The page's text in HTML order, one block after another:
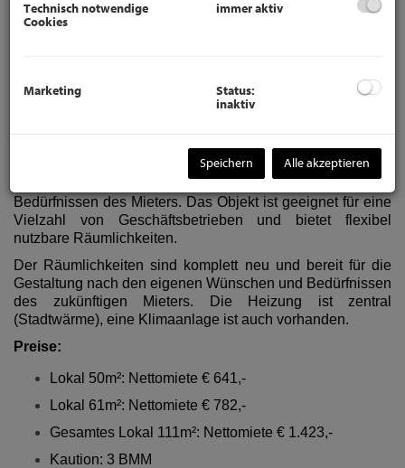
ca. 111m² in einem neu gebauten
Gebäude wird vermietet.
insgesamt 111m² Fläche, aufgeteilt in zwei separate Lokale
mit 61m² und 50m² Fläche. Die Lokale können einzeln
oder gemeinsam angemietet werden, je nach den
Bedürfnissen des Mieters. Das Objekt ist geeignet für eine
Vielzahl von Geschäftsbetrieben und bietet flexibel
nutzbare Räumlichkeiten.
Der Räumlichkeiten sind komplett neu und bereit für die
Gestaltung nach den eigenen Wünschen und Bedürfnissen
des zukünftigen Mieters. Die Heizung ist zentral
(Stadtwärme), eine Klimaanlage ist auch vorhanden.
Preise:
Lokal 50m²: Nettomiete € 641,-
Lokal 61m²: Nettomiete € 782,-
Gesamtes Lokal 111m²: Nettomiete € 1.423,-
Kaution: 3 BMM
Technisch notwendige
Cookies
immer aktiv
Marketing
Status:
inaktiv
Speichern Alle akzeptieren